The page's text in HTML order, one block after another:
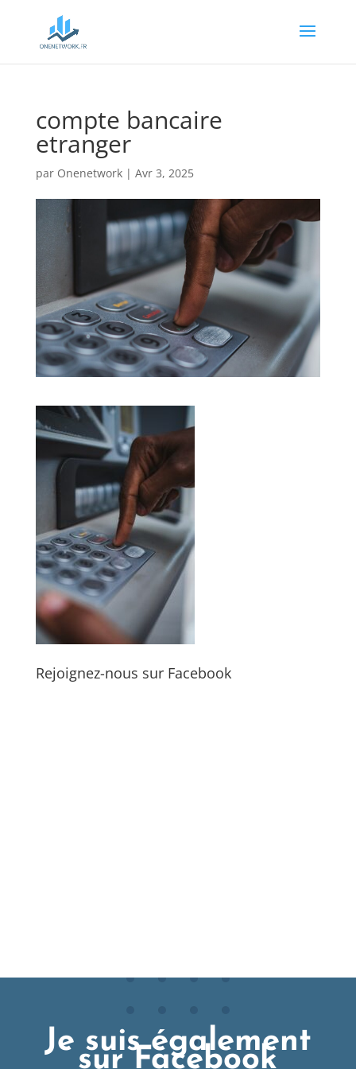
compte bancaire
etranger
par Onenetwork| Avr 3, 2025
Rejoignez-nous sur Facebook
Je suis également
sur Facebook